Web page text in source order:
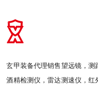
玄甲装备代理销售望远镜，测
酒精检测仪，雷达测速仪，红